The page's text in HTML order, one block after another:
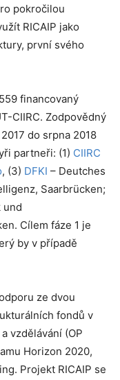
pokročilou
RICAIP jako
první svého
financovaný
CIIRC. Zodpovědný
do srpna 2018
partneři: (1) CIIRC
, (3) DFKI – Deutches
Saarbrücken;
und
Cílem fáze 1 je
by v případě
ze dvou
fondů v
vzdělávání (OP
Horizon 2020,
Projekt RICAIP se